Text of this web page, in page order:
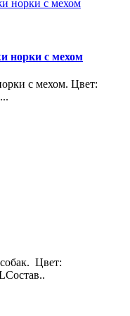
норки с мехом
с мехом. Цвет:
Цвет: